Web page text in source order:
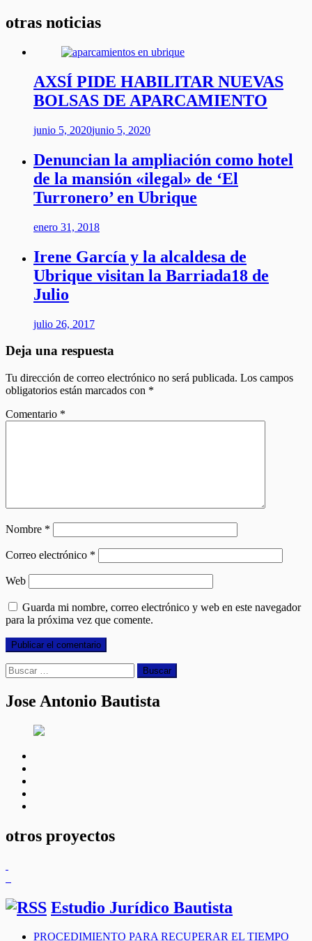
otras noticias
AXSÍ PIDE HABILITAR NUEVAS
BOLSAS DE APARCAMIENTO
junio 5, 2020junio 5, 2020
Denuncian la ampliación como hotel
de la mansión «ilegal» de ‘El
Turronero’ en Ubrique
enero 31, 2018
Irene García y la alcaldesa de
Ubrique visitan la Barriada18 de
Julio
julio 26, 2017
Deja una respuesta
Tu dirección de correo electrónico no será publicada. Los campos
obligatorios están marcados con *
Comentario *
Nombre *
Correo electrónico *
Web
Guarda mi nombre, correo electrónico y web en este navegador
para la próxima vez que comente.
Buscar:
Jose Antonio Bautista
otros proyectos
Estudio Jurídico Bautista
PROCEDIMIENTO PARA RECUPERAR EL TIEMPO